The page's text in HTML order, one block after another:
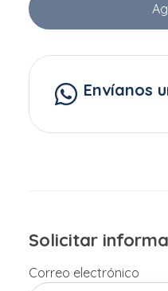
Envíanos
Solicitar
Correo electrónico